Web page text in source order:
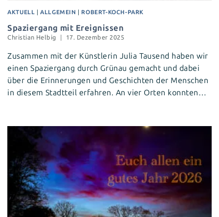
AKTUELL |ALLGEMEIN ROBERT-KOCH-PARK
Spaziergang mit Ereignissen
Christian Helbig 17. Dezember 2025
Zusammen mit der Künstlerin Julia Tausend haben wir
einen Spaziergang durch Grünau gemacht und dabei
über die Erinnerungen und Geschichten der Menschen
in diesem Stadtteil erfahren. An vier Orten konnten…